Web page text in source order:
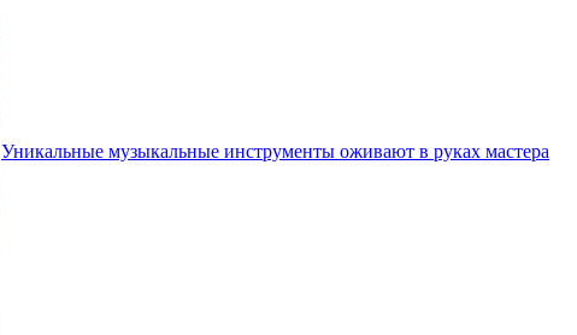
Уникальные музыкальные инструменты оживают в руках мастера